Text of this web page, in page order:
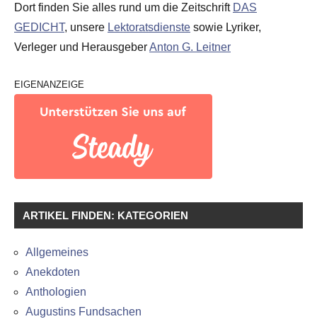
Dort finden Sie alles rund um die Zeitschrift DAS
GEDICHT, unsere Lektoratsdienste sowie Lyriker,
Verleger und HerausgeberAnton G. Leitner
EIGENANZEIGE
ARTIKEL FINDEN: KATEGORIEN
Allgemeines
Anekdoten
Anthologien
Augustins Fundsachen